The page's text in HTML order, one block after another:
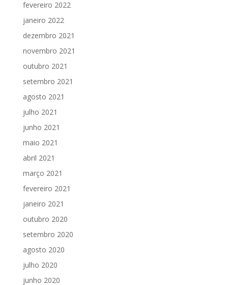
fevereiro 2022
janeiro 2022
dezembro 2021
novembro 2021
outubro 2021
setembro 2021
agosto 2021
julho 2021
junho 2021
maio 2021
abril 2021
março 2021
fevereiro 2021
janeiro 2021
outubro 2020
setembro 2020
agosto 2020
julho 2020
junho 2020